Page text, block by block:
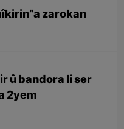
zarokan
û bandora li ser
2yem